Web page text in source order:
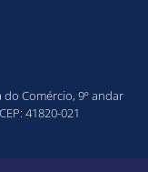
do Comércio, 9º andar
41820-021